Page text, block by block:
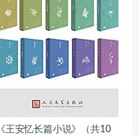
《王安忆长篇小说》（共10